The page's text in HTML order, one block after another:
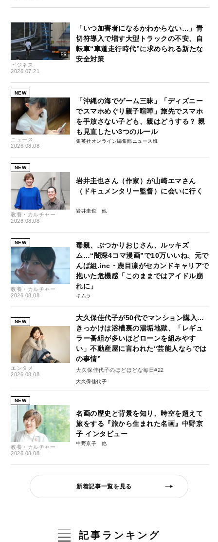
ビジネス
2026.07.21
「いつ加害者になるかわからない…」青
切符導入で増す大型トラックの不安、自
転車“車道走行時代”に求められる新たな
安全対策
NEW
ニュース
2026.08.08
「沖縄の海でゲーム三昧」「ディズニー
でスマホめぐり親子喧嘩」旅先でスマホ
を手放さない子ども、親はどうする？ 親
も見直したい3つのルール
集英社オンライン編集部ニュース班
NEW
教養・カルチャー
2026.08.08
岩井圭也さん（作家）が山崎エマさん
（ドキュメンタリー監督）に会いに行く
岩井圭也
NEW
教養・カルチャー
2026.08.08
毒親、ぶつかりおじさん、ルッキズ
ム…“闇深4コマ漫画”で10万いいね、元で
んぱ組.inc・鹿目凛がセカンドキャリアで
抱いた危機感「このままではアイドル崩
れに」
キムラ
NEW
エンタメ
2026.08.08
大久保佳代子が50代でマンション購入…
きっかけは浴槽裏の湯垢地獄、「レギュ
ラー番組が多いほどローンを組みやす
い」不動産屋に言われた“芸能人ならでは
の事情”
大久保佳代子のほどほどな毎日#22
大久保佳代子
NEW
教養・カルチャー
2026.08.08
名画の歴史と背景を知り、時空を超えて
旅をする『旅から生まれた名画』中野京
子 インタビュー
中野京子
新着記事一覧を見る
記事ランキング